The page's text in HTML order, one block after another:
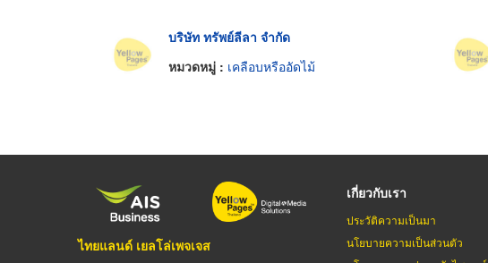
บริษัท ทรัพย์ลีลา จำกัด
หมวดหมู่ : เคลือบหรืออัดไม้
ไทยแลนด์ เยลโล่เพจเจส
เกี่ยวกับเรา
ประวัติความเป็นมา
นโยบายความเป็นส่วนตัว